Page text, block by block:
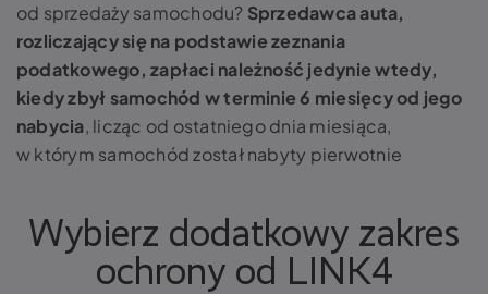
od sprzedaży samochodu? Sprzedawca auta,
rozliczający się na podstawie zeznania
podatkowego, zapłaci należność jedynie wtedy,
kiedy zbył samochód w terminie 6 miesięcy od jego
nabycia, licząc od ostatniego dnia miesiąca,
w którym samochód został nabyty pierwotnie
Wybierz dodatkowy zakres
ochrony od LINK4